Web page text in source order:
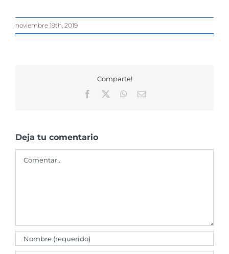
noviembre 19th, 2019
Comparte!
Facebook
WhatsApp
Correo
Deja tu comentario